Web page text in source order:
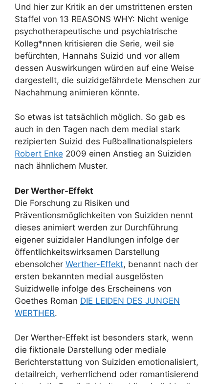
Und hier zur Kritik an der umstrittenen ersten
Staffel von 13 REASONS WHY: Nicht wenige
psychotherapeutische und psychiatrische
Kolleg*nnen kritisieren die Serie, weil sie
befürchten, Hannahs Suizid und vor allem
dessen Auswirkungen würden auf eine Weise
dargestellt, die suizidgefährdete Menschen zur
Nachahmung animieren könnte.
So etwas ist tatsächlich möglich. So gab es
auch in den Tagen nach dem medial stark
rezipierten Suizid des Fußballnationalspielers
Robert Enke 2009 einen Anstieg an Suiziden
nach ähnlichem Muster.
Der Werther-Effekt
Die Forschung zu Risiken und
Präventionsmöglichkeiten von Suiziden nennt
dieses animiert werden zur Durchführung
eigener suizidaler Handlungen infolge der
öffentlichkeitswirksamen Darstellung
ebensolcher Werther-Effekt, benannt nach der
ersten bekannten medial ausgelösten
Suizidwelle infolge des Erscheinens von
Goethes Roman DIE LEIDEN DES JUNGEN
WERTHER.
Der Werther-Effekt ist besonders stark, wenn
die fiktionale Darstellung oder mediale
Berichterstattung von Suiziden emotionalisiert,
detailreich, verherrlichend oder romantisierend